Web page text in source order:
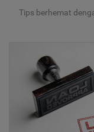
Tips berhemat